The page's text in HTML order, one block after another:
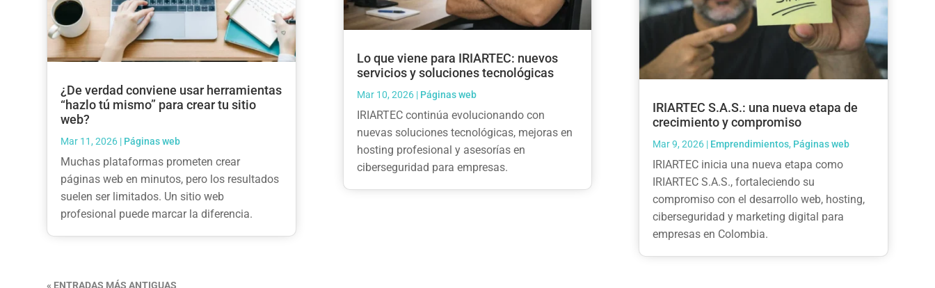
¿De verdad conviene usar herramientas
“hazlo tú mismo” para crear tu sitio
web?
Mar 11, 2026 | Páginas web
Muchas plataformas prometen crear
páginas web en minutos, pero los resultados
suelen ser limitados. Un sitio web
profesional puede marcar la diferencia.
Lo que viene para IRIARTEC: nuevos
servicios y soluciones tecnológicas
Mar 10, 2026| Páginas web
IRIARTEC continúa evolucionando con
nuevas soluciones tecnológicas, mejoras en
hosting profesional y asesorías en
ciberseguridad para empresas.
IRIARTEC S.A.S.: una nueva etapa de
crecimiento y compromiso
Mar 9, 2026| Emprendimientos, Páginas web
IRIARTEC inicia una nueva etapa como
IRIARTEC S.A.S., fortaleciendo su
compromiso con el desarrollo web, hosting,
ciberseguridad y marketing digital para
empresas en Colombia.
« ENTRADAS MÁS ANTIGUAS